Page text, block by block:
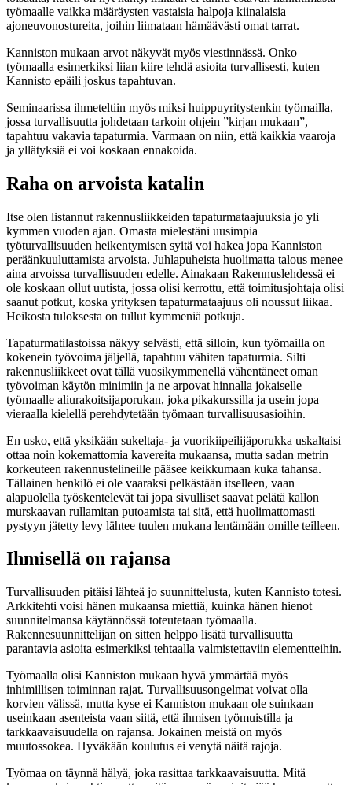
työmaalle vaikka määräysten vastaisia halpoja kiinalaisia
ajoneuvonostureita, joihin liimataan hämäävästi omat tarrat.
Kanniston mukaan arvot näkyvät myös viestinnässä. Onko
työmaalla esimerkiksi liian kiire tehdä asioita turvallisesti, kuten
Kannisto epäili joskus tapahtuvan.
Seminaarissa ihmeteltiin myös miksi huippuyritystenkin työmailla,
jossa turvallisuutta johdetaan tarkoin ohjein ”kirjan mukaan”,
tapahtuu vakavia tapaturmia. Varmaan on niin, että kaikkia vaaroja
ja yllätyksiä ei voi koskaan ennakoida.
Raha on arvoista katalin
Itse olen listannut rakennusliikkeiden tapaturmataajuuksia jo yli
kymmen vuoden ajan. Omasta mielestäni uusimpia
työturvallisuuden heikentymisen syitä voi hakea jopa Kanniston
peräänkuuluttamista arvoista. Juhlapuheista huolimatta talous menee
aina arvoissa turvallisuuden edelle. Ainakaan Rakennuslehdessä ei
ole koskaan ollut uutista, jossa olisi kerrottu, että toimitusjohtaja olisi
saanut potkut, koska yrityksen tapaturmataajuus oli noussut liikaa.
Heikosta tuloksesta on tullut kymmeniä potkuja.
Tapaturmatilastoissa näkyy selvästi, että silloin, kun työmailla on
kokenein työvoima jäljellä, tapahtuu vähiten tapaturmia. Silti
rakennusliikkeet ovat tällä vuosikymmenellä vähentäneet oman
työvoiman käytön minimiin ja ne arpovat hinnalla jokaiselle
työmaalle aliurakoitsijaporukan, joka pikakurssilla ja usein jopa
vieraalla kielellä perehdytetään työmaan turvallisuusasioihin.
En usko, että yksikään sukeltaja- ja vuorikiipeilijäporukka uskaltaisi
ottaa noin kokemattomia kavereita mukaansa, mutta sadan metrin
korkeuteen rakennustelineille pääsee keikkumaan kuka tahansa.
Tällainen henkilö ei ole vaaraksi pelkästään itselleen, vaan
alapuolella työskentelevät tai jopa sivulliset saavat pelätä kallon
murskaavan rullamitan putoamista tai sitä, että huolimattomasti
pystyyn jätetty levy lähtee tuulen mukana lentämään omille teilleen.
Ihmisellä on rajansa
Turvallisuuden pitäisi lähteä jo suunnittelusta, kuten Kannisto totesi.
Arkkitehti voisi hänen mukaansa miettiä, kuinka hänen hienot
suunnitelmansa käytännössä toteutetaan työmaalla.
Rakennesuunnittelijan on sitten helppo lisätä turvallisuutta
parantavia asioita esimerkiksi tehtaalla valmistettaviin elementteihin.
Työmaalla olisi Kanniston mukaan hyvä ymmärtää myös
inhimillisen toiminnan rajat. Turvallisuusongelmat voivat olla
korvien välissä, mutta kyse ei Kanniston mukaan ole suinkaan
useinkaan asenteista vaan siitä, että ihmisen työmuistilla ja
tarkkaavaisuudella on rajansa. Jokainen meistä on myös
muutossokea. Hyväkään koulutus ei venytä näitä rajoja.
Työmaa on täynnä hälyä, joka rasittaa tarkkaavaisuutta. Mitä